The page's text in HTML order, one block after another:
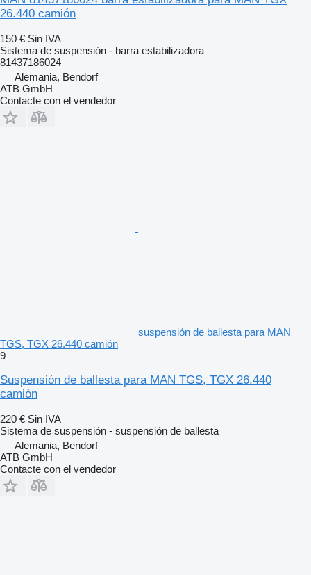
26.440 camión
150 € Sin IVA
Sistema de suspensión - barra estabilizadora
81437186024
Alemania, Bendorf
ATB GmbH
Contacte con el vendedor
suspensión de ballesta para MAN
TGS, TGX 26.440 camión
9
Suspensión de ballesta para MAN TGS, TGX 26.440
camión
220 € Sin IVA
Sistema de suspensión - suspensión de ballesta
Alemania, Bendorf
ATB GmbH
Contacte con el vendedor